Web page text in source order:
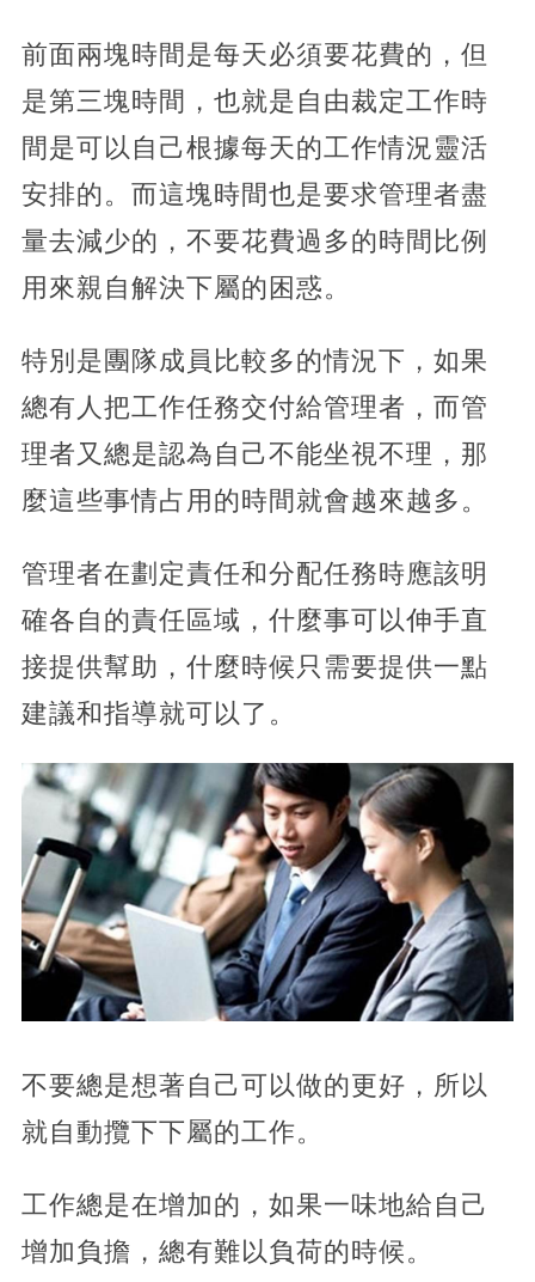
前面兩塊時間是每天必須要花費的，但
是第三塊時間，也就是自由裁定工作時
間是可以自己根據每天的工作情況靈活
安排的。而這塊時間也是要求管理者盡
量去減少的，不要花費過多的時間比例
用來親自解決下屬的困惑。
特別是團隊成員比較多的情況下，如果
總有人把工作任務交付給管理者，而管
理者又總是認為自己不能坐視不理，那
麼這些事情占用的時間就會越來越多。
管理者在劃定責任和分配任務時應該明
確各自的責任區域，什麼事可以伸手直
接提供幫助，什麼時候只需要提供一點
建議和指導就可以了。
不要總是想著自己可以做的更好，所以
就自動攬下下屬的工作。
工作總是在增加的，如果一味地給自己
增加負擔，總有難以負荷的時候。